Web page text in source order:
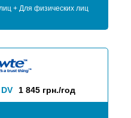
+ Для физических лиц
1 845 грн./год